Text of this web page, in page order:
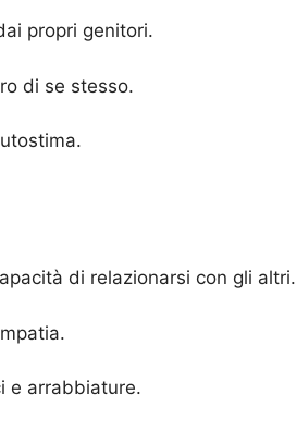
propri genitori.
di se stesso.
di relazionarsi con gli altri.
e arrabbiature.